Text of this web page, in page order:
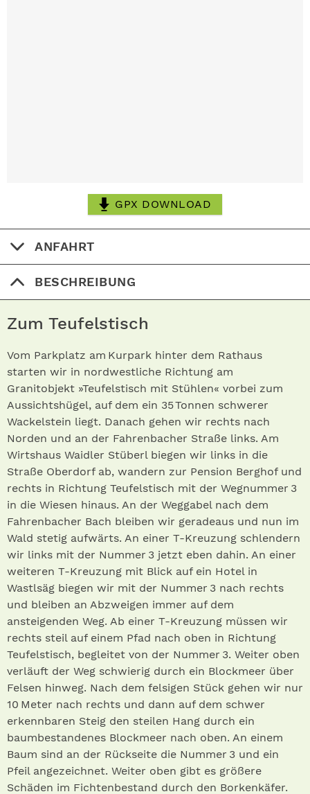
GPX DOWNLOAD
ANFAHRT
BESCHREIBUNG
Zum Teufelstisch
Vom Parkplatz am Kurpark hinter dem Rathaus
starten wir in nordwestliche Richtung am
Granitobjekt »Teufelstisch mit Stühlen« vorbei zum
Aussichtshügel, auf dem ein 35 Tonnen schwerer
Wackelstein liegt. Danach gehen wir rechts nach
Norden und an der Fahrenbacher Straße links. Am
Wirtshaus Waidler Stüberl biegen wir links in die
Straße Oberdorf ab, wandern zur Pension Berghof und
rechts in Richtung Teufelstisch mit der Wegnummer 3
in die Wiesen hinaus. An der Weggabel nach dem
Fahrenbacher Bach bleiben wir geradeaus und nun im
Wald stetig aufwärts. An einer T-Kreuzung schlendern
wir links mit der Nummer 3 jetzt eben dahin. An einer
weiteren T-Kreuzung mit Blick auf ein Hotel in
Wastlsäg biegen wir mit der Nummer 3 nach rechts
und bleiben an Abzweigen immer auf dem
ansteigenden Weg. Ab einer T-Kreuzung müssen wir
rechts steil auf einem Pfad nach oben in Richtung
Teufelstisch, begleitet von der Nummer 3. Weiter oben
verläuft der Weg schwierig durch ein Blockmeer über
Felsen hinweg. Nach dem felsigen Stück gehen wir nur
10 Meter nach rechts und dann auf dem schwer
erkennbaren Steig den steilen Hang durch ein
baumbestandenes Blockmeer nach oben. An einem
Baum sind an der Rückseite die Nummer 3 und ein
Pfeil angezeichnet. Weiter oben gibt es größere
Schäden im Fichtenbestand durch den Borkenkäfer.